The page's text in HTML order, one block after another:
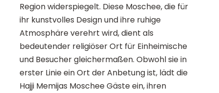
Region widerspiegelt. Diese Moschee, die für
ihr kunstvolles Design und ihre ruhige
Atmosphäre verehrt wird, dient als
bedeutender religiöser Ort für Einheimische
und Besucher gleichermaßen. Obwohl sie in
erster Linie ein Ort der Anbetung ist, lädt die
Hajji Memijas Moschee Gäste ein, ihren